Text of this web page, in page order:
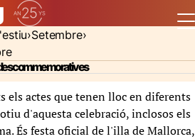
Setembre
commemoratives
els actes que tenen lloc en diferents
d'aquesta celebració, inclosos els
És festa oficial de l'illa de Mallorca,